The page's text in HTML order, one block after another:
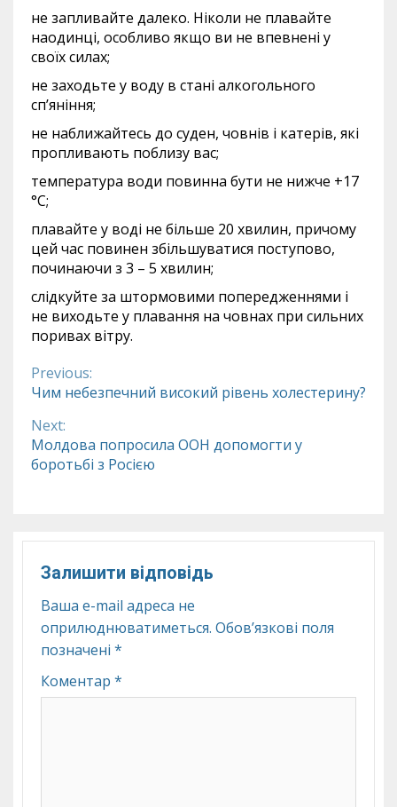
не запливайте далеко. Ніколи не плавайте
наодинці, особливо якщо ви не впевнені у
своїх силах;
не заходьте у воду в стані алкогольного
сп’яніння;
не наближайтесь до суден, човнів і катерів, які
пропливають поблизу вас;
температура води повинна бути не нижче +17
°С;
плавайте у воді не більше 20 хвилин, причому
цей час повинен збільшуватися поступово,
починаючи з 3 – 5 хвилин;
слідкуйте за штормовими попередженнями і
не виходьте у плавання на човнах при сильних
поривах вітру.
Continue
Reading
Previous:
Чим небезпечний високий рівень холестерину?
Next:
Молдова попросила ООН допомогти у
боротьбі з Росією
Залишити відповідь
Ваша e-mail адреса не
оприлюднюватиметься. Обов’язкові поля
позначені *
Коментар *